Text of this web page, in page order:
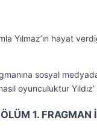
Yılmaz’ın hayat
sosyal
oyunculuktur
1. FRAGMAN